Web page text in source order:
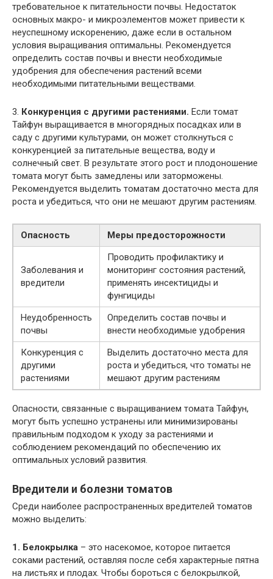
требовательное к питательности почвы. Недостаток
основных макро- и микроэлементов может привести к
неуспешному искоренению, даже если в остальном
условия выращивания оптимальны. Рекомендуется
определить состав почвы и внести необходимые
удобрения для обеспечения растений всеми
необходимыми питательными веществами.
3. Конкуренция с другими растениями. Если томат
Тайфун выращивается в многорядных посадках или в
саду с другими культурами, он может столкнуться с
конкуренцией за питательные вещества, воду и
солнечный свет. В результате этого рост и плодоношение
томата могут быть замедлены или заторможены.
Рекомендуется выделить томатам достаточно места для
роста и убедиться, что они не мешают другим растениям.
Опасность Меры предосторожности
Заболевания и
вредители
Проводить профилактику и
мониторинг состояния растений,
применять инсектициды и
фунгициды
Неудобренность
почвы
Определить состав почвы и
внести необходимые удобрения
Конкуренция с
другими
растениями
Выделить достаточно места для
роста и убедиться, что томаты не
мешают другим растениям
Опасности, связанные с выращиванием томата Тайфун,
могут быть успешно устранены или минимизированы
правильным подходом к уходу за растениями и
соблюдением рекомендаций по обеспечению их
оптимальных условий развития.
Вредители и болезни томатов
Среди наиболее распространенных вредителей томатов
можно выделить:
1. Белокрылка – это насекомое, которое питается
соками растений, оставляя после себя характерные пятна
на листьях и плодах. Чтобы бороться с белокрылкой,